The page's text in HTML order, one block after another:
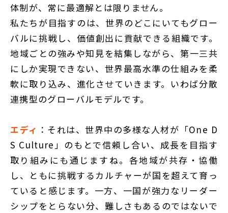
体制が、常に最適解とは限りません。
私たちが目指すのは、世界のどこにいてもグロー
バルに挑戦し、価値創出に貢献できる組織です。
地域ごとの強みや知見を結集しながら、第一三共
にしか実現できない、世界最高水準の仕組みを柔
軟に取り込み、進化させていきます。いわば分散
連携型のグローバルモデルです。
エディ ：それは、世界中の多様な人材が「One D
S Culture」のもとで信頼し合い、成長を目指す
取り組みにも通じますね。各地域が共存・協働
し、ともに挑戦するカルチャーが国を超えて育っ
ていると感じます。一方、一国が強力なリーダー
シップをとらない分、難しさもあるのではないで